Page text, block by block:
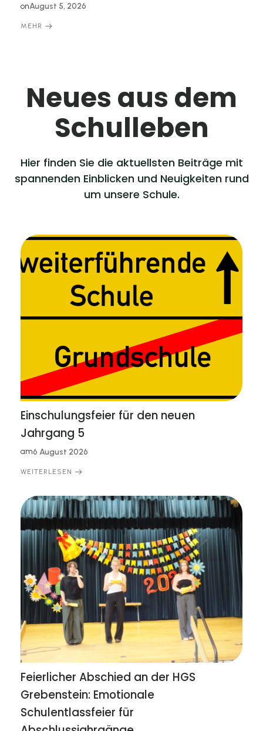
onAugust 5, 2026
MEHR
Neues aus dem
Schulleben
Hier finden Sie die aktuellsten Beiträge mit
spannenden Einblicken und Neuigkeiten rund
um unsere Schule.
Einschulungsfeier für den neuen
Jahrgang 5
am6 August 2026
WEITERLESEN
Feierlicher Abschied an der HGS
Grebenstein: Emotionale
Schulentlassfeier für